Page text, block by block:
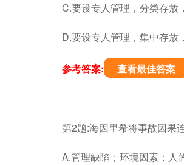
C.要设专人管理，分类存放
D.要设专人管理，集中存放
参考答案: 查看最佳答案
第2题:海因里希将事故因果
A.管理缺陷；环境因素；人